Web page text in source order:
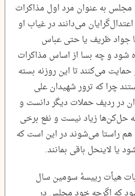
به عنوان مرد اول مذاکرات
می‌دانند در غیاب او
جواد ظریف یا حتی عباس
شود و چه بسا از اساس مذاکرات
می‌کنند تا این روزنه بسته
چرا که ترور شهیدان علی
در ردیف حملات دیگر دانست و
حل‌کن‌ها زیاد نیست و نفع برخی
هم راستا می‌شوند در این است که
یا لاینحل باقی بمانند.
هیأت رییسۀ سومین سال